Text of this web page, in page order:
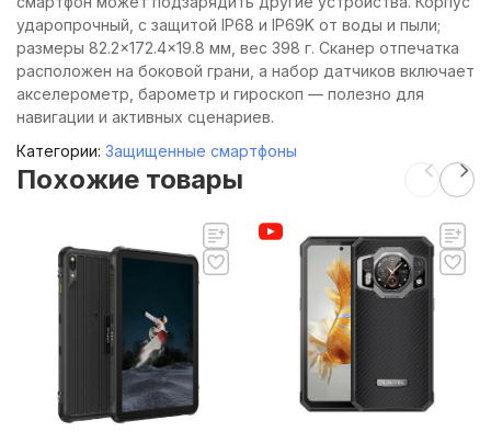
ударопрочный, с защитой IP68 и IP69K от воды и пыли;
размеры 82.2×172.4×19.8 мм, вес 398 г. Сканер отпечатка
расположен на боковой грани, а набор датчиков включает
акселерометр, барометр и гироскоп — полезно для
навигации и активных сценариев.
Категории: Защищенные смартфоны
Похожие товары